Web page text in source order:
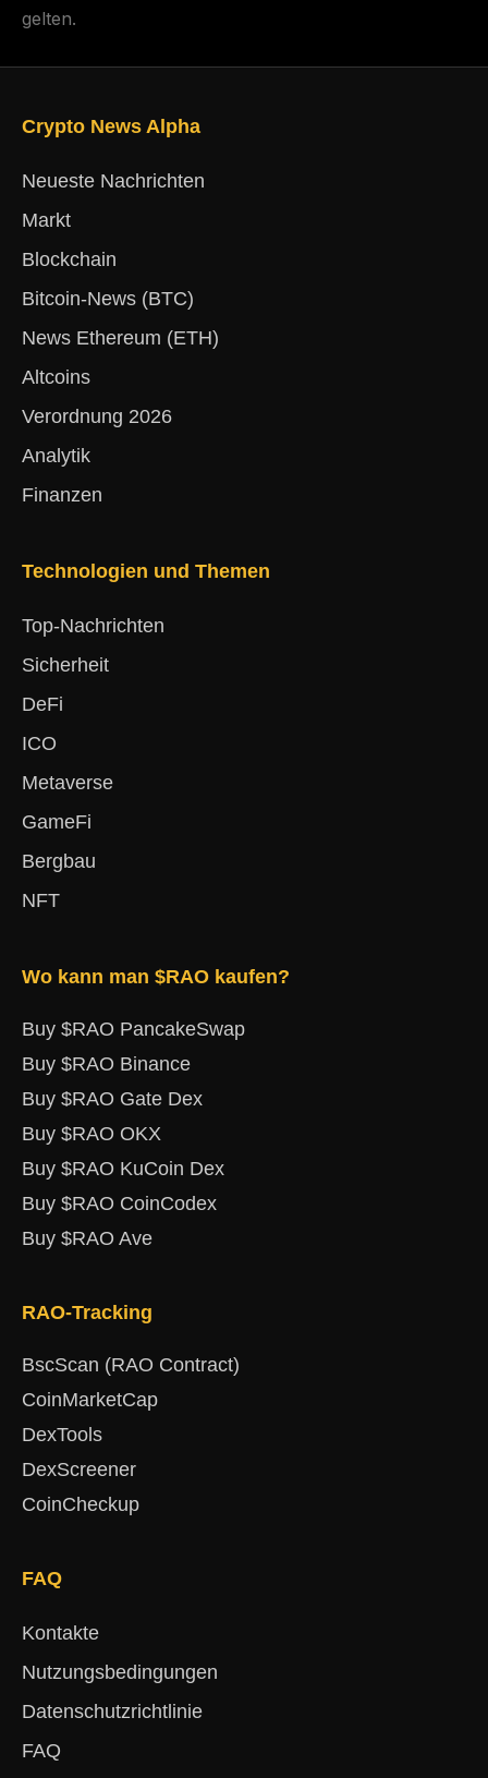
gelten.
Crypto News Alpha
Neueste Nachrichten
Markt
Blockchain
Bitcoin-News (BTC)
News Ethereum (ETH)
Altcoins
Verordnung 2026
Analytik
Finanzen
Technologien und Themen
Top-Nachrichten
Sicherheit
DeFi
ICO
Metaverse
GameFi
Bergbau
NFT
Wo kann man $RAO kaufen?
Buy $RAO PancakeSwap
Buy $RAO Binance
Buy $RAO Gate Dex
Buy $RAO OKX
Buy $RAO KuCoin Dex
Buy $RAO CoinCodex
Buy $RAO Ave
RAO-Tracking
BscScan (RAO Contract)
CoinMarketCap
DexTools
DexScreener
CoinCheckup
FAQ
Kontakte
Nutzungsbedingungen
Datenschutzrichtlinie
FAQ